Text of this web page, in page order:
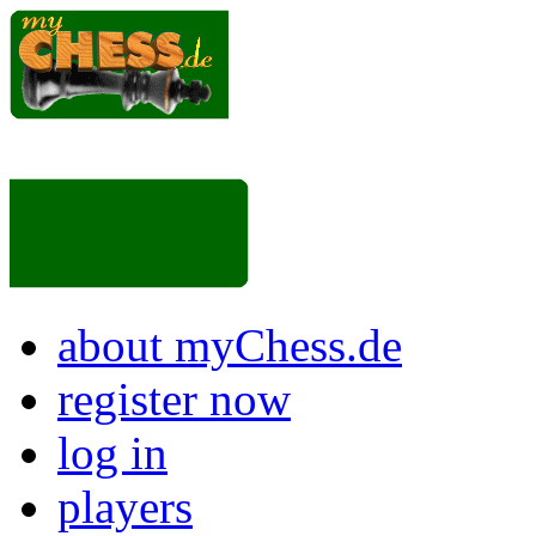
about myChess.de
register now
log in
players